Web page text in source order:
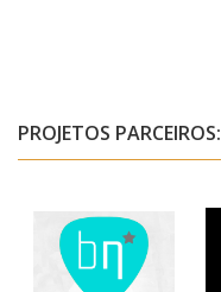
PROJETOS PARCEIROS: